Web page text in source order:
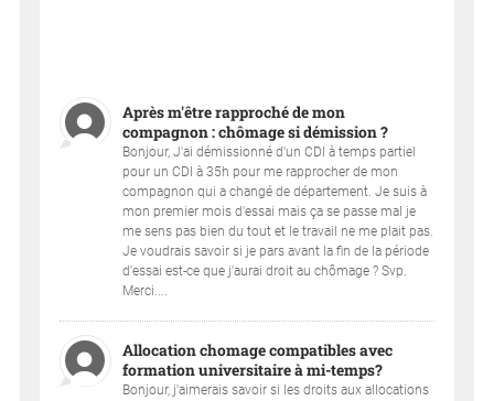
Après m'être rapproché de mon
compagnon : chômage si démission ?
Bonjour, J'ai démissionné d'un CDI à temps partiel
pour un CDI à 35h pour me rapprocher de mon
compagnon qui a changé de département. Je suis à
mon premier mois d'essai mais ça se passe mal je
me sens pas bien du tout et le travail ne me plait pas.
Je voudrais savoir si je pars avant la fin de la période
d'essai est-ce que j'aurai droit au chômage ? Svp.
Merci....
Allocation chomage compatibles avec
formation universitaire à mi-temps?
Bonjour, j'aimerais savoir si les droits aux allocations